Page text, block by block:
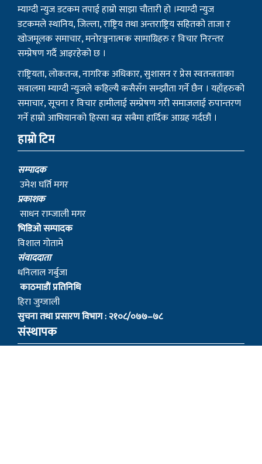
म्याग्दी न्युज डटकम तपाई हाम्रो साझा चौतारी हो ।म्याग्दी न्युज
डटकमले स्थानिय, जिल्ला, राष्ट्रिय तथा अन्तराष्ट्रिय सहितको ताजा र
खोजमूलक समाचार, मनोरञ्जनात्मक सामाग्रिहरु र विचार निरन्तर
सम्प्रेषण गर्दै आइरहेको छ ।
राष्ट्रियता, लोकतन्त्र, नागरिक अधिकार, सुशासन र प्रेस स्वतन्त्रताका
सवालमा म्याग्दी न्युजले कहिल्यै कसैसँग सम्झौता गर्ने छैन । यहाँहरुको
समाचार, सूचना र विचार हामीलाई सम्प्रेषण गरी समाजलाई रुपान्तरण
गर्ने हाम्रो आभियानको हिस्सा बन्न सबैमा हार्दिक आग्रह गर्दछौं ।
हाम्रो टिम
सम्पादक
उमेश घर्ति मगर
प्रकाशक
साधन राम्जाली मगर
भिडिओ सम्पादक
विशाल गोतामे
स‌ंवाददाता
धनिलाल गर्बुजा
काठमाडाैं प्रतिनिधि
हिरा जुग्जाली
सुचना तथा प्रसारण विभाग : २१०८/०७७–७८
संस्थापक